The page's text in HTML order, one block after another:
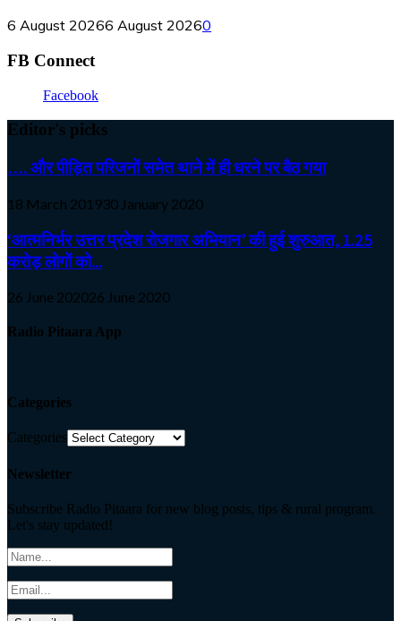
6 August 20266 August 20260
FB Connect
Facebook
Editor's picks
…. और पीड़ित परिजनों समेत थाने में ही धरने पर बैठ गया
18 March 201930 January 2020
‘आत्मनिर्भर उत्तर प्रदेश रोजगार अभियान’ की हुई शुरुआत, 1.25
करोड़ लोगों को...
26 June 202026 June 2020
Radio Pitaara App
Categories
Categories
Newsletter
Subscribe Radio Pitaara for new blog posts, tips & rural program.
Let's stay updated!